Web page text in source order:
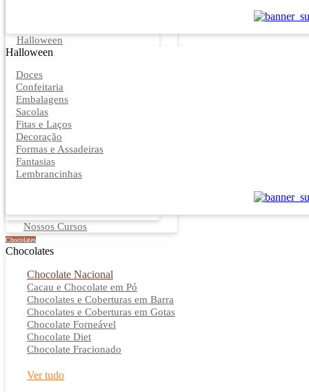
Halloween
Halloween
Doces
Confeitaria
Embalagens
Sacolas
Fitas e Laços
Decoração
Formas e Assadeiras
Fantasias
Lembrancinhas
Nossos Cursos
Chocolates
Chocolates
Chocolate Nacional
Cacau e Chocolate em Pó
Chocolates e Coberturas em Barra
Chocolates e Coberturas em Gotas
Chocolate Forneável
Chocolate Diet
Chocolate Fracionado
Ver tudo